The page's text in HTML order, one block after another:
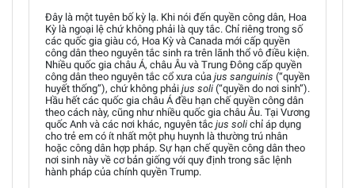
Đây là một tuyên bố kỳ lạ. Khi nói đến quyền công dân, Hoa
Kỳ là ngoại lệ chứ không phải là quy tắc. Chỉ riêng trong số
các quốc gia giàu có, Hoa Kỳ và Canada mới cấp quyền
công dân theo nguyên tắc sinh ra trên lãnh thổ vô điều kiện.
Nhiều quốc gia châu Á, châu Âu và Trung Đông cấp quyền
công dân theo nguyên tắc cổ xưa của jus sanguinis (“quyền
huyết thống”), chứ không phải jus soli (“quyền do nơi sinh”).
Hầu hết các quốc gia châu Á đều hạn chế quyền công dân
theo cách này, cũng như nhiều quốc gia châu Âu. Tại Vương
quốc Anh và các nơi khác, nguyên tắc jus soli chỉ áp dụng
cho trẻ em có ít nhất một phụ huynh là thường trú nhân
hoặc công dân hợp pháp. Sự hạn chế quyền công dân theo
nơi sinh này về cơ bản giống với quy định trong sắc lệnh
hành pháp của chính quyền Trump.